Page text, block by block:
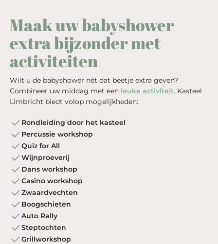
Maak uw babyshower
extra bijzonder met
activiteiten
Wilt u de babyshower nét dat beetje extra geven?
Combineer uw middag met een leuke activiteit. Kasteel
Limbricht biedt volop mogelijkheden:
Rondleiding door het kasteel
Percussie workshop
Quiz for All
Wijnproeverij
Dans workshop
Casino workshop
Zwaardvechten
Boogschieten
Auto Rally
Steptochten
Grillworkshop